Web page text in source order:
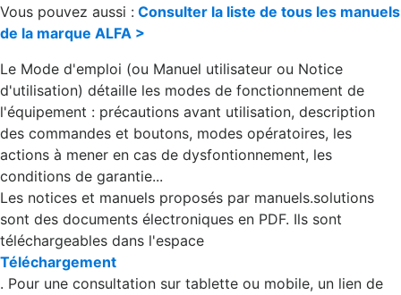
Vous pouvez aussi : Consulter la liste de tous les manuels
de la marque ALFA >
Le Mode d'emploi (ou Manuel utilisateur ou Notice
d'utilisation) détaille les modes de fonctionnement de
l'équipement : précautions avant utilisation, description
des commandes et boutons, modes opératoires, les
actions à mener en cas de dysfontionnement, les
conditions de garantie...
Les notices et manuels proposés par manuels.solutions
sont des documents électroniques en PDF. Ils sont
téléchargeables dans l'espace
Téléchargement
. Pour une consultation sur tablette ou mobile, un lien de